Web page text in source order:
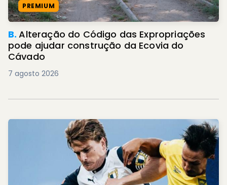
PREMIUM
B.Alteração do Código das Expropriações
pode ajudar construção da Ecovia do
Cávado
7 agosto 2026